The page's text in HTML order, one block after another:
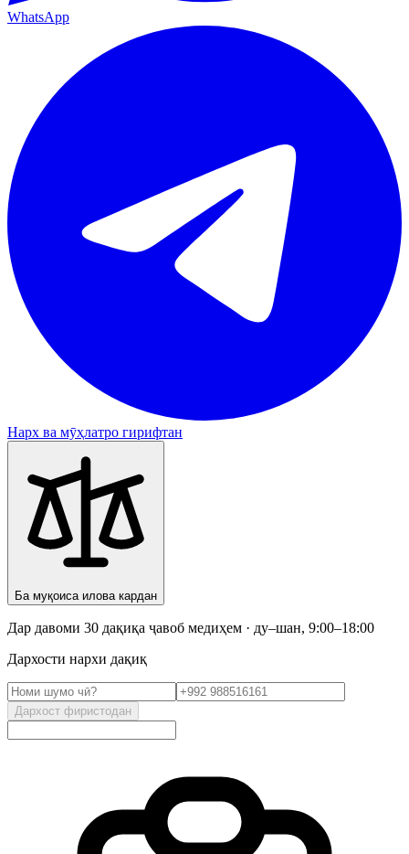
WhatsApp
Нарх ва мӯҳлатро гирифтан
Ба муқоиса илова кардан
Дар давоми 30 дақиқа ҷавоб медиҳем · ду–шан, 9:00–18:00
Дархости нархи дақиқ
Дархост фиристодан